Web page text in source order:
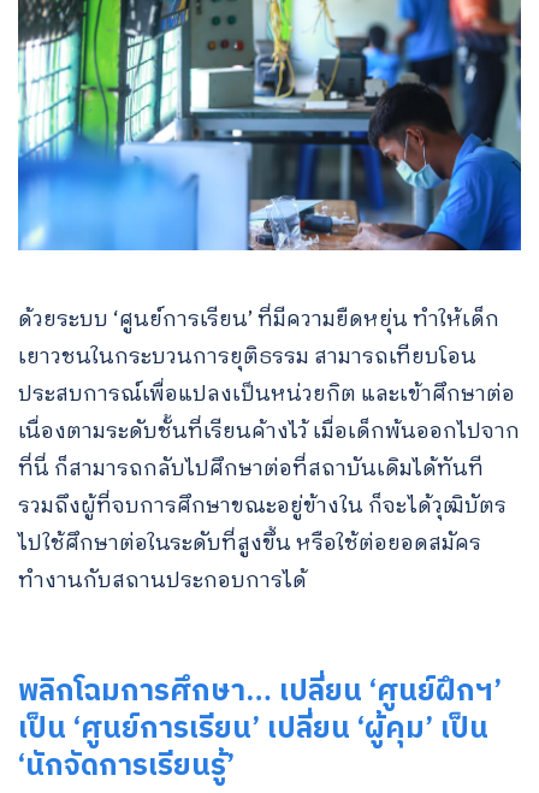
ด้วยระบบ ‘ศูนย์การเรียน’ ที่มีความยืดหยุ่น ทำให้เด็ก
เยาวชนในกระบวนการยุติธรรม สามารถเทียบโอน
ประสบการณ์เพื่อแปลงเป็นหน่วยกิต และเข้าศึกษาต่อ
เนื่องตามระดับชั้นที่เรียนค้างไว้ เมื่อเด็กพ้นออกไปจาก
ที่นี่ ก็สามารถกลับไปศึกษาต่อที่สถาบันเดิมได้ทันที
รวมถึงผู้ที่จบการศึกษาขณะอยู่ข้างใน ก็จะได้วุฒิบัตร
ไปใช้ศึกษาต่อในระดับที่สูงขึ้น หรือใช้ต่อยอดสมัคร
ทำงานกับสถานประกอบการได้
พลิกโฉมการศึกษา… เปลี่ยน ‘ศูนย์ฝึกฯ’
เป็น ‘ศูนย์การเรียน’ เปลี่ยน ‘ผู้คุม’ เป็น
‘นักจัดการเรียนรู้’